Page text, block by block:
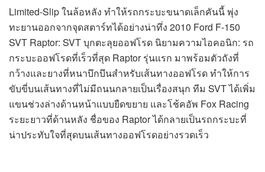
Limited-Slip ในล้อหลัง ทำให้รถกระบะขนาดเล็กคันนี้ พุ่ง
ทะยานออกจากจุดสตาร์ทได้อย่างน่าทึ่ง 2010 Ford F-150
SVT Raptor: SVT บุกตะลุยออฟโรด นิยามความไอคอนิก: รถ
กระบะออฟโรดที่เร็วที่สุด Raptor รุ่นแรก มาพร้อมตัวถังที่
กว้างและยางที่หนาบึกบึนสำหรับเส้นทางออฟโรด ทำให้การ
ขับขี่บนเส้นทางที่ไม่มีถนนกลายเป็นเรื่องสนุก ทีม SVT ได้เพิ่ม
แขนช่วงล่างด้านหน้าแบบยืดขยาย และโช้คอัพ Fox Racing
ระยะยาวที่ด้านหลัง ชื่อของ Raptor ได้กลายเป็นรถกระบะที่
น่าประทับใจที่สุดบนเส้นทางออฟโรดอย่างรวดเร็ว